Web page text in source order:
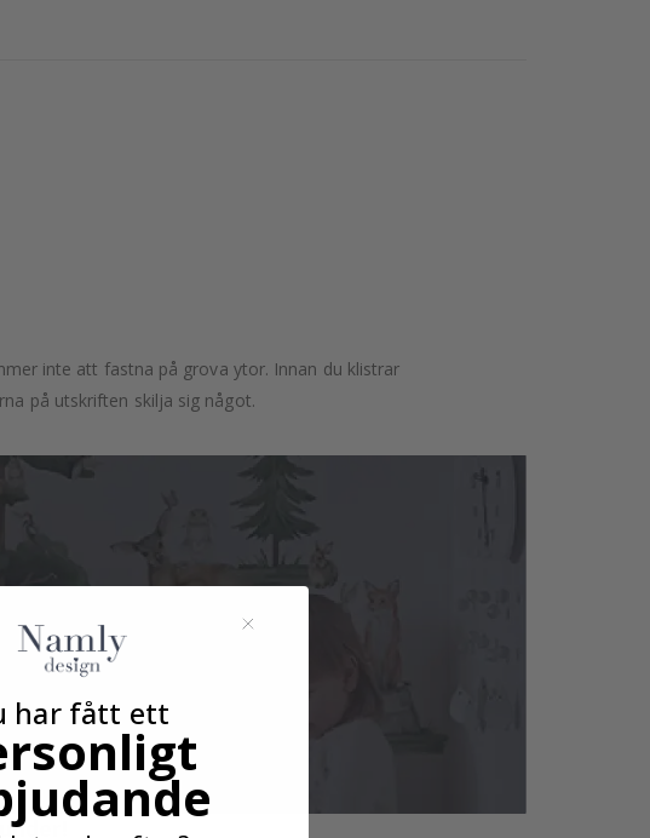
inte att fastna på grova ytor. Innan du klistrar
på utskriften skilja sig något.
har fått ett